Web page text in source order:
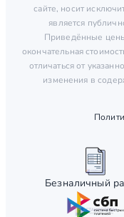
сайте, носит
является
Приведённые
окончательная
отличаться от
изменения в
Безналичный